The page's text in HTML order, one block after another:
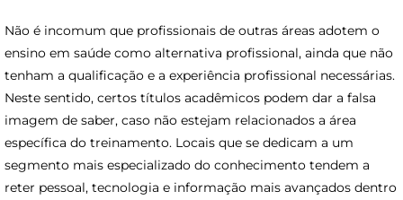
Não é incomum que profissionais de outras áreas adotem o
ensino em saúde como alternativa profissional, ainda que não
tenham a qualificação e a experiência profissional necessárias.
Neste sentido, certos títulos acadêmicos podem dar a falsa
imagem de saber, caso não estejam relacionados a área
específica do treinamento. Locais que se dedicam a um
segmento mais especializado do conhecimento tendem a
reter pessoal, tecnologia e informação mais avançados dentro